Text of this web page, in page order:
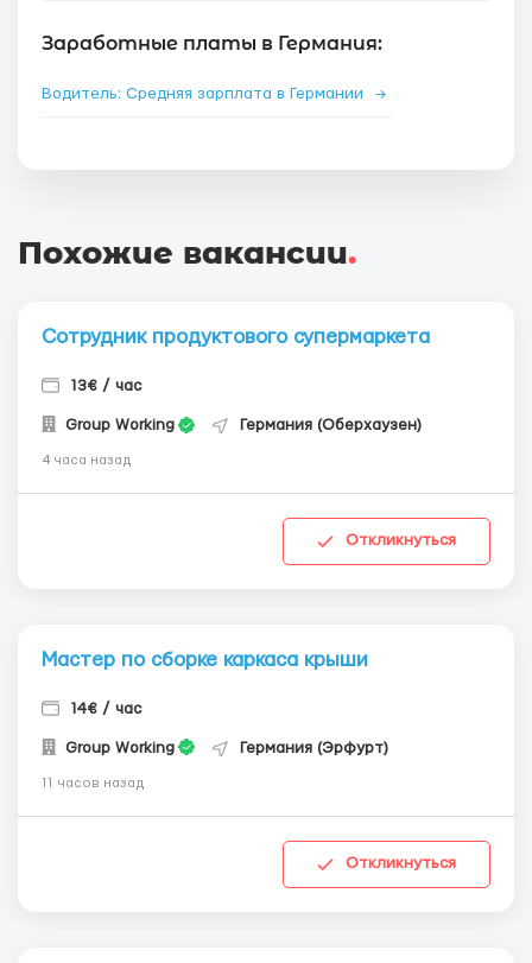
Заработные платы в Германия:
Водитель: Средняя зарплата в Германии →
Похожие вакансии.
Сотрудник продуктового супермаркета
13€ / час
Group Working Германия (Оберхаузен)
4 часа назад
Откликнуться
Мастер по сборке каркаса крыши
14€ / час
Group Working Германия (Эрфурт)
11 часов назад
Откликнуться